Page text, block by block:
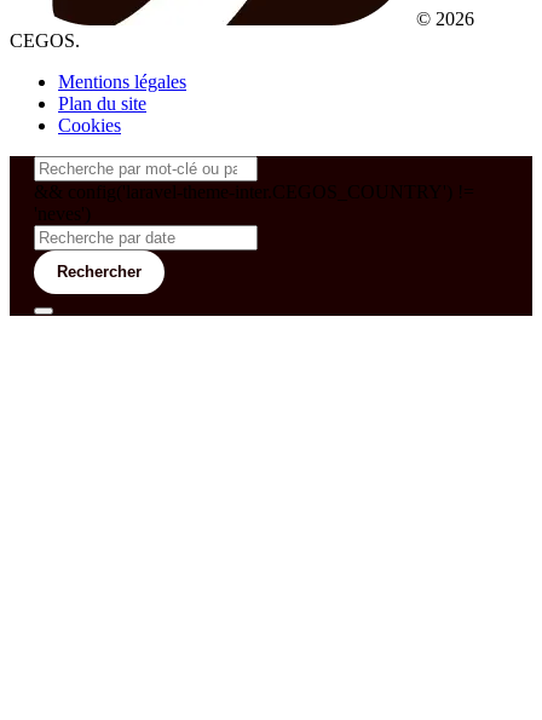
© 2026
CEGOS.
Mentions légales
Plan du site
Cookies
&& config('laravel-theme-inter.CEGOS_COUNTRY') !=
'neves')
Rechercher